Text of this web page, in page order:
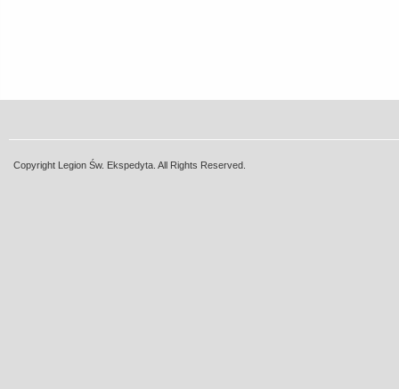
Copyright Legion Św. Ekspedyta. All Rights Reserved.